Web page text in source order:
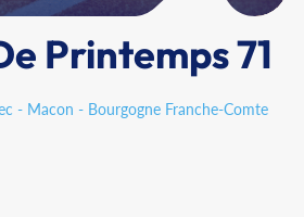
Printemps 71
- Macon - Bourgogne Franche-Comte